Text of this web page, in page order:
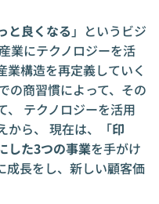
と良くなる 」というビジ
業にテクノロジーを活
業構造を再定義していく
の商習慣によって、その
、 テクノロジーを活用
から、 現在は、「印
した3つの事業を手がけ
成長をし、新しい顧客価